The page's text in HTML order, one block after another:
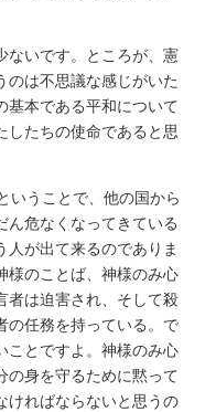
いです。ところが、憲
のは不思議な感じがいた
基本である平和について
したちの使命であると思
いうことで、他の国から
ん危なくなってきている
人が出て来るのでありま
様のことば、神様のみ心
者は迫害され、そして殺
の任務を持っている。で
ことですよ。神様のみ心
の身を守るために黙って
ければならないと思うの